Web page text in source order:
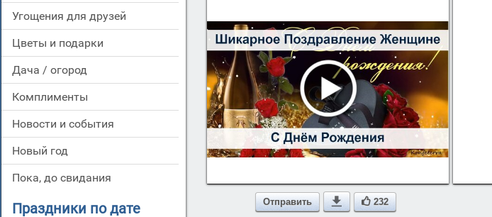
угощения для друзей
цветы и подарки
дача / огород
комплименты
новости и события
новый год
пока, до свидания
Праздники по дате
Отправить  232